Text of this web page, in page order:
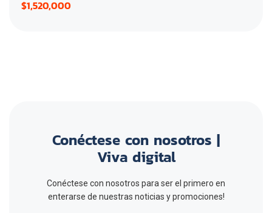
$1,520,000
Conéctese con nosotros |
Viva digital
Conéctese con nosotros para ser el primero en
enterarse de nuestras noticias y promociones!